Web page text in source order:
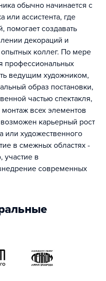
обычно начинается с
ассистента, где
помогает создавать
декораций и
коллег. По мере
профессиональных
ведущим художником,
образ постановки,
частью спектакля,
всех элементов
карьерный рост
или художественного
в смежных областях -
участие в
современных